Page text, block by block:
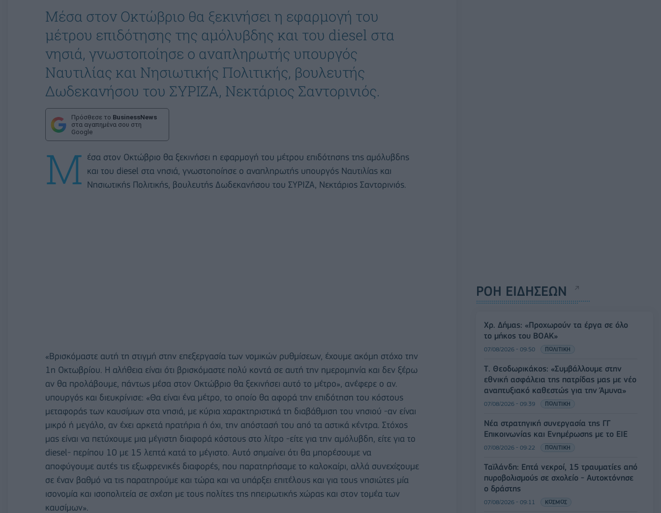
Μέσα στον Οκτώβριο θα ξεκινήσει η εφαρμογή του
μέτρου επιδότησης της αμόλυβδης και του diesel στα
νησιά, γνωστοποίησε ο αναπληρωτής υπουργός
Ναυτιλίας και Νησιωτικής Πολιτικής, βουλευτής
Δωδεκανήσου του ΣΥΡΙΖΑ, Νεκτάριος Σαντορινιός.
Πρόσθεσε το BusinessNews
στα αγαπημένα σου στη
Google
Μ έσα στον Οκτώβριο θα ξεκινήσει η εφαρμογή του μέτρου επιδότησης της αμόλυβδης
και του diesel στα νησιά, γνωστοποίησε ο αναπληρωτής υπουργός Ναυτιλίας και
Νησιωτικής Πολιτικής, βουλευτής Δωδεκανήσου του ΣΥΡΙΖΑ, Νεκτάριος Σαντορινιός.
«Βρισκόμαστε αυτή τη στιγμή στην επεξεργασία των νομικών ρυθμίσεων, έχουμε ακόμη στόχο την
1η Οκτωβρίου. Η αλήθεια είναι ότι βρισκόμαστε πολύ κοντά σε αυτή την ημερομηνία και δεν ξέρω
αν θα προλάβουμε, πάντως μέσα στον Οκτώβριο θα ξεκινήσει αυτό το μέτρο», ανέφερε ο αν.
υπουργός και διευκρίνισε: «Θα είναι ένα μέτρο, το οποίο θα αφορά την επιδότηση του κόστους
μεταφοράς των καυσίμων στα νησιά, με κύρια χαρακτηριστικά τη διαβάθμιση του νησιού -αν είναι
μικρό ή μεγάλο, αν έχει αρκετά πρατήρια ή όχι, την απόστασή του από τα αστικά κέντρα. Στόχος
μας είναι να πετύχουμε μια μέγιστη διαφορά κόστους στο λίτρο -είτε για την αμόλυβδη, είτε για το
diesel- περίπου 10 με 15 λεπτά κατά το μέγιστο. Αυτό σημαίνει ότι θα μπορέσουμε να
αποφύγουμε αυτές τις εξωφρενικές διαφορές, που παρατηρήσαμε το καλοκαίρι, αλλά συνεχίζουμε
σε έναν βαθμό να τις παρατηρούμε και τώρα και να υπάρξει επιτέλους και για τους νησιώτες μία
ισονομία και ισοπολιτεία σε σχέση με τους πολίτες της ηπειρωτικής χώρας και στον τομέα των
καυσίμων».
ΡΟΗ ΕΙΔΗΣΕΩΝ
Χρ. Δήμας: «Προχωρούν τα έργα σε όλο
το μήκος του ΒΟΑΚ»
07/08/2026 - 09:50 ΠΟΛΙΤΙΚΗ
Τ. Θεοδωρικάκος: «Συμβάλλουμε στην
εθνική ασφάλεια της πατρίδας μας με νέο
αναπτυξιακό καθεστώς για την Άμυνα»
07/08/2026 - 09:39 ΠΟΛΙΤΙΚΗ
Νέα στρατηγική συνεργασία της ΓΓ
Επικοινωνίας και Ενημέρωσης με το ΕΙΕ
07/08/2026 - 09:22 ΠΟΛΙΤΙΚΗ
Ταϊλάνδη: Επτά νεκροί, 15 τραυματίες από
πυροβολισμούς σε σχολείο - Αυτοκτόνησε
ο δράστης
07/08/2026 - 09:11 ΚΟΣΜΟΣ